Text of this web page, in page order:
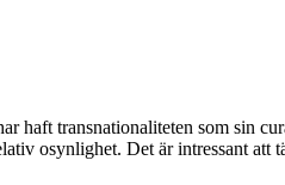
haft transnationaliteten som sin
osynlighet. Det är intressant att